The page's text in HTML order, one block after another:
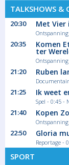
TALKSHOWS &
20:30 Met Vier
20:35 Komen
ter
21:20 Ruben
21:25 Ik weet
Spel - 0:45 -
21:40 Kopen
22:50 Gloria
Reportage -
SPORT